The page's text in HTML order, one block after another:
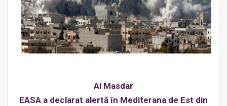
Al Masdar
EASA a declarat alertă în Mediterana de Est din